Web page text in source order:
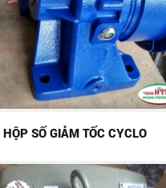
HỘP SỐ GIẢM TỐC CYCLO